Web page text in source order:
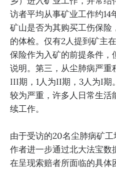
访者平均从事矿业工作约14
矿山是否为其购买工伤保
的体检。仅有2人提到矿主
保险作为入矿的前提条件，
说明。第三，从尘肺病严重
III期，1人为II期，3人为I期
较为严重，许多人日常生
续工作。
由于受访的20名尘肺病矿工
作者进一步通过北大法宝数
在呈现索赔者所面临的具体